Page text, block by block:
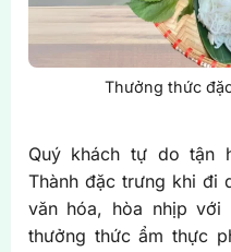
Thưởng thức
Quý khách tự do tận
Thành đặc trưng khi đi
văn hóa, hòa nhịp với
thưởng thức ẩm thực